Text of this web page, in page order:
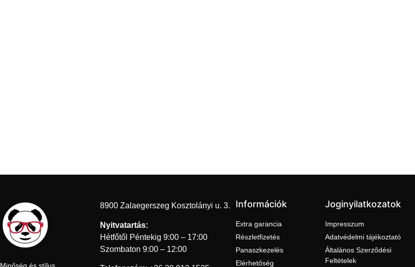
8900 Zalaegerszeg Kosztolányi u. 3.
Nyitvatartás:
Hétfőtől Péntekig 9:00 – 17:00
Szombaton 9:00 – 12:00
Információk
Extra garancia
Részletfizetés
Panaszkezelés
Elérhetőség
Joginyilatkozatok
Impresszum
Adatvédelmi tájékoztató
Általános Szerződési
Feltételek